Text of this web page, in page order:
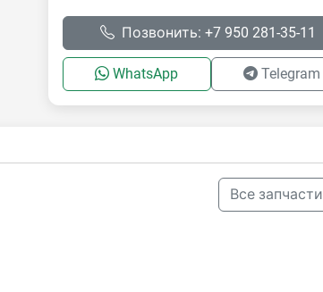
Позвонить: +7 950 281-35-11
WhatsApp Telegram
Все запчасти